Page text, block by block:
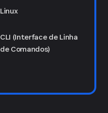
Linux
CLI (Interface de Linha
de Comandos)